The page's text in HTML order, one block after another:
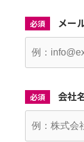
必須 メー
必須 会社